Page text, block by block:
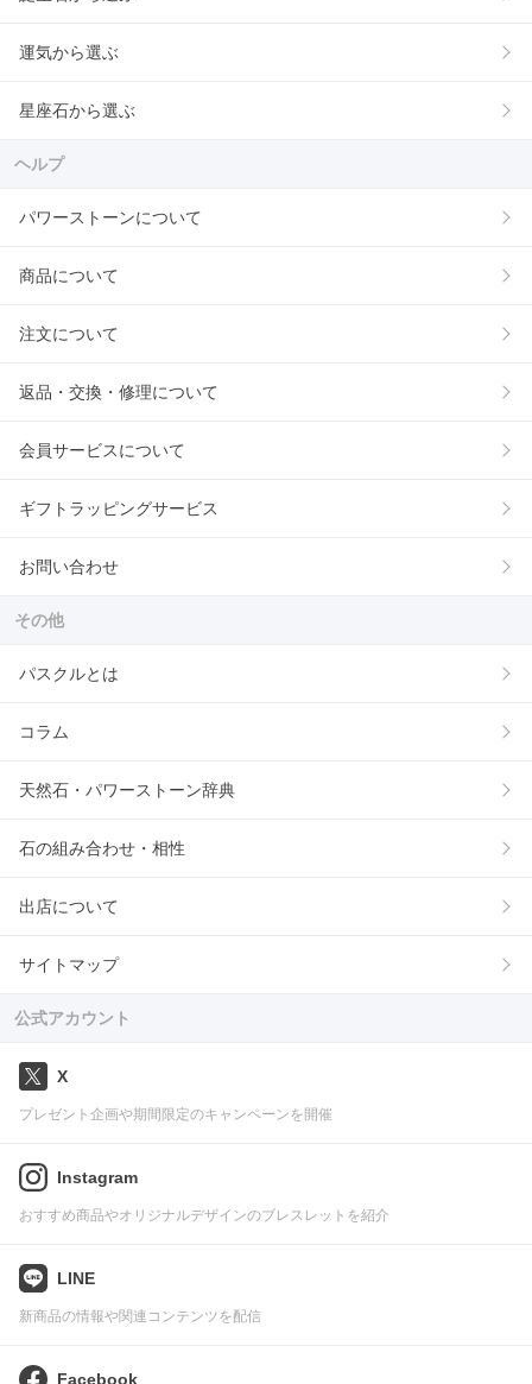
運気から選ぶ
星座石から選ぶ
ヘルプ
パワーストーンについて
商品について
注文について
返品・交換・修理について
会員サービスについて
ギフトラッピングサービス
お問い合わせ
その他
パスクルとは
コラム
天然石・パワーストーン辞典
石の組み合わせ・相性
出店について
サイトマップ
公式アカウント
X
プレゼント企画や期間限定のキャンペーンを開催
Instagram
おすすめ商品やオリジナルデザインのブレスレットを紹介
LINE
新商品の情報や関連コンテンツを配信
Facebook